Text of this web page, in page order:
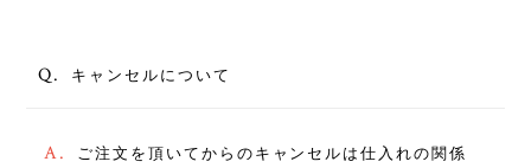
Q. キャンセルについて
A.
ご注文を頂いてからのキャンセルは仕入れの関係